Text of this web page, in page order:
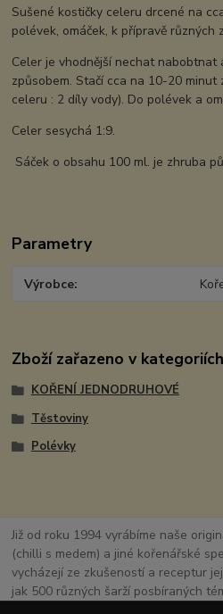
Sušené kostičky celeru drcené na
polévek, omáček, k přípravě různých
Celer je vhodnější nechat nabobtnat
způsobem. Stačí cca na 10-20
celeru : 2 díly vody). Do polévek a
Celer sesychá 1:9.
Sáček o obsahu 100 ml. je zhruba
Parametry
Výrobce
Zboží zařazeno v kategoriích
KOŘENÍ JEDNODRUHOVÉ
Těstoviny
Polévky
Již od roku 1994 vyrábíme naše
(chilli s medem) a jiné kořenářské
vycházejí ze zkušeností a receptur
jak 500 různých šarží posbíraných